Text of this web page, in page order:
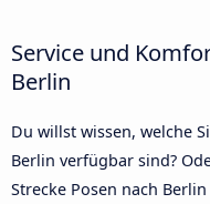
Service und
Berlin
Du willst wissen, welche
Berlin verfügbar sind?
Strecke Posen nach